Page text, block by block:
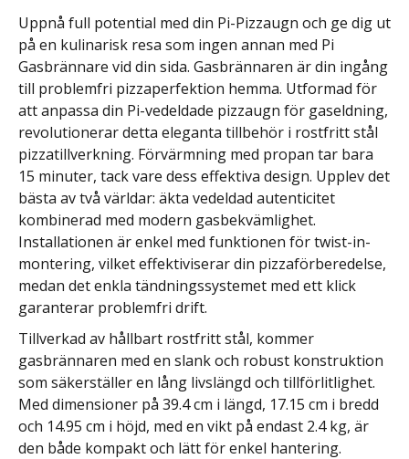
Uppnå full potential med din Pi-Pizzaugn och ge dig ut
på en kulinarisk resa som ingen annan med Pi
Gasbrännare vid din sida. Gasbrännaren är din ingång
till problemfri pizzaperfektion hemma. Utformad för
att anpassa din Pi-vedeldade pizzaugn för gaseldning,
revolutionerar detta eleganta tillbehör i rostfritt stål
pizzatillverkning. Förvärmning med propan tar bara
15 minuter, tack vare dess effektiva design. Upplev det
bästa av två världar: äkta vedeldad autenticitet
kombinerad med modern gasbekvämlighet.
Installationen är enkel med funktionen för twist-in-
montering, vilket effektiviserar din pizzaförberedelse,
medan det enkla tändningssystemet med ett klick
garanterar problemfri drift.
Tillverkad av hållbart rostfritt stål, kommer
gasbrännaren med en slank och robust konstruktion
som säkerställer en lång livslängd och tillförlitlighet.
Med dimensioner på 39.4 cm i längd, 17.15 cm i bredd
och 14.95 cm i höjd, med en vikt på endast 2.4 kg, är
den både kompakt och lätt för enkel hantering.